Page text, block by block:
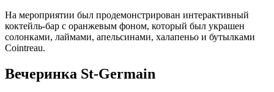
На мероприятии был продемонстрирован интерактивный
коктейль-бар с оранжевым фоном, который был украшен
солонками, лаймами, апельсинами, халапеньо и бутылками
Cointreau.
Вечеринка St-Germain